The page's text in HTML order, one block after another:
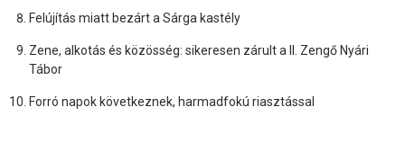
Felújítás miatt bezárt a Sárga kastély
Zene, alkotás és közösség: sikeresen zárult a II. Zengő Nyári
Tábor
Forró napok következnek, harmadfokú riasztással